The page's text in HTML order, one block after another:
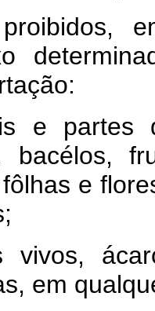
e partes
bacélos,
e
vivos,
em